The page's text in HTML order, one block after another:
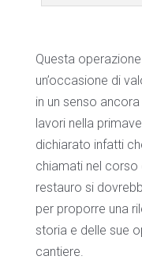
Questa
un’occasione di
in un senso
lavori nella
dichiarato infatti
chiamati nel corso
restauro si
per proporre una
storia e delle sue
cantiere.